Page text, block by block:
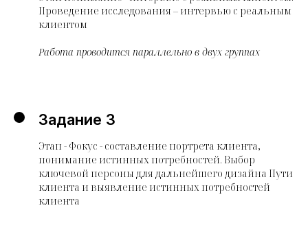
Проведение исследования – интервью с реальным
клиентом
Работа проводится параллельно в двух группах
Задание 3
Этап - Фокус - составление портрета клиента,
понимание истинных потребностей. Выбор
ключевой персоны для дальнейшего дизайна Пути
клиента и выявление истинных потребностей
клиента